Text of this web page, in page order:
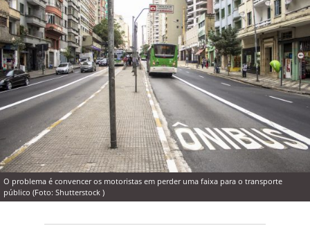
O problema é convencer os motoristas em perder uma faixa para o transporte
público (Foto: Shutterstock )